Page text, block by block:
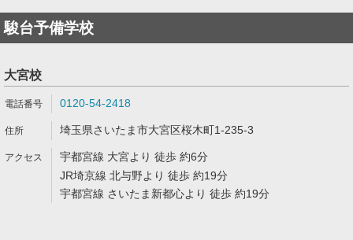
駿台予備学校
大宮校
0120-54-2418
埼玉県さいたま市大宮区桜木町1-235-3
宇都宮線 大宮より 徒歩 約6分
JR埼京線 北与野より 徒歩 約19分
宇都宮線 さいたま新都心より 徒歩 約19分